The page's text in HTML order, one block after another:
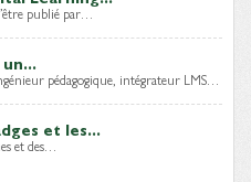
publié par…
pédagogique, intégrateur LMS…
et les...
et des…